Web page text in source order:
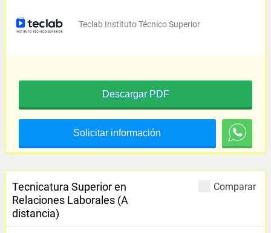
Teclab Instituto Técnico Superior
Descargar PDF
Solicitar información
Comparar
Tecnicatura Superior en
Relaciones Laborales (A
distancia)